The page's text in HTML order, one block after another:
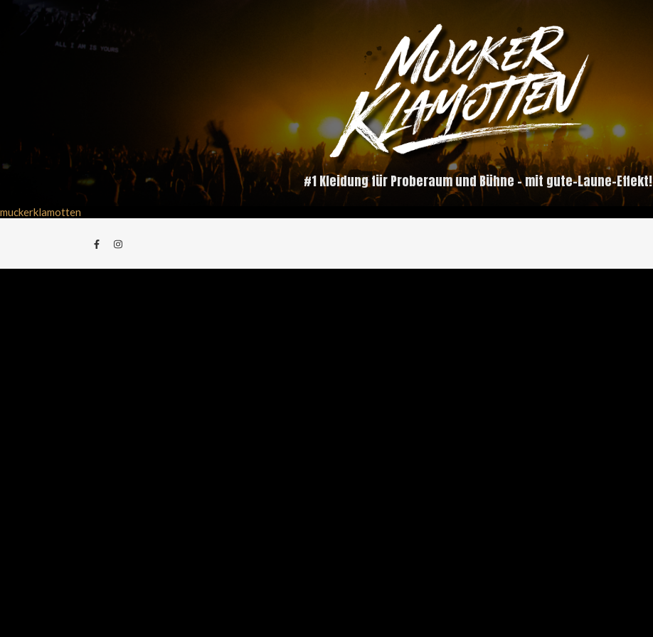
#1 Kleidung für Proberaum und Bühne – mit gute-Laune-Effekt!
muckerklamotten